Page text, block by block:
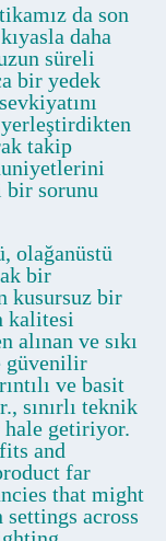
da son
daha
süreli
bir yedek
takip
bir sorunu
olağanüstü
bir
kusursuz bir
kalitesi
ve sıkı
güvenilir
ve basit
sınırlı teknik
getiriyor.
and
far
that might
across